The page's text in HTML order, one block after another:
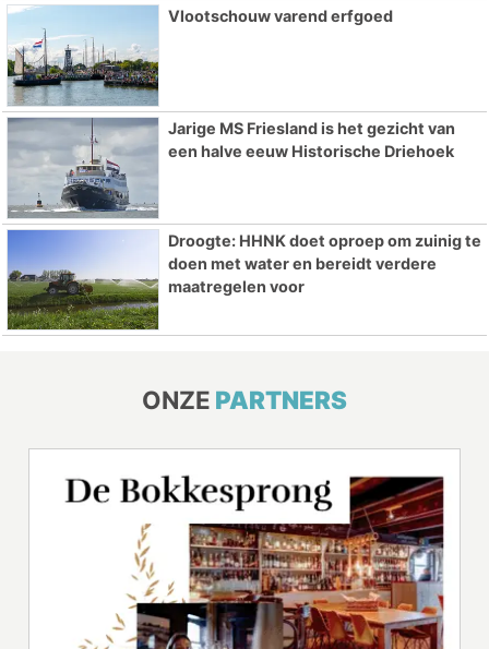
Vlootschouw varend erfgoed
Jarige MS Friesland is het gezicht van
een halve eeuw Historische Driehoek
Droogte: HHNK doet oproep om zuinig te
doen met water en bereidt verdere
maatregelen voor
ONZE PARTNERS